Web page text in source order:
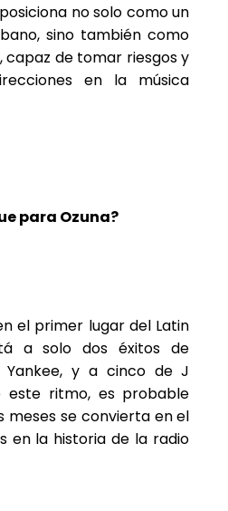
no solo como un
sino también como
capaz de tomar riesgos y
en la música
para Ozuna?
el primer lugar del Latin
a solo dos éxitos de
y a cinco de J
este ritmo, es probable
meses se convierta en el
en la historia de la radio